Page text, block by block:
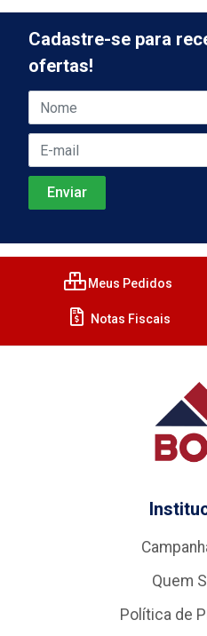
Cadastre-se para
ofertas!
Meus Pedidos
Notas Fiscais
Quem
Política de